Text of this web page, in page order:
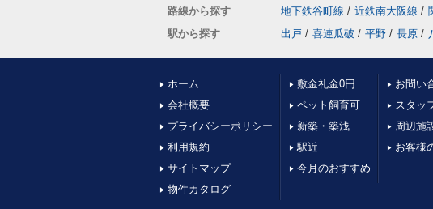
路線から探す
地下鉄谷町線 / 近鉄南大阪線 /
駅から探す
出戸 / 喜連瓜破 / 平野 / 長原 /
ホーム
会社概要
プライバシーポリシー
利用規約
サイトマップ
物件カタログ
敷金礼金0円
ペット飼育可
新築・築浅
駅近
今月のおすすめ
お問い
スタッ
周辺施
お客様